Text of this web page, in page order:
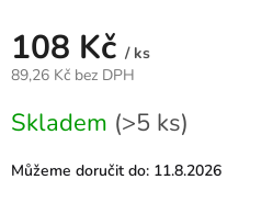
108 Kč / ks
89,26 Kč bez DPH
cena:
Skladem (>5 ks)
Můžeme doručit do: 11.8.2026